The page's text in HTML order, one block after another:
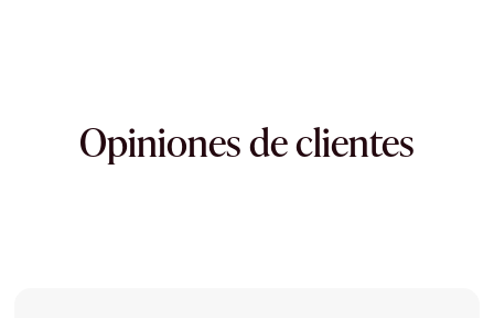
Opiniones de clientes